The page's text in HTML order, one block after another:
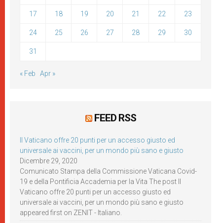
17 18 19 20 21 22 23
24 25 26 27 28 29 30
31
« Feb Apr »
FEED RSS
Il Vaticano offre 20 punti per un accesso giusto ed
universale ai vaccini, per un mondo più sano e giusto
Dicembre 29, 2020
Comunicato Stampa della Commissione Vaticana Covid-
19 e della Pontificia Accademia per la Vita The post Il
Vaticano offre 20 punti per un accesso giusto ed
universale ai vaccini, per un mondo più sano e giusto
appeared first on ZENIT - Italiano.